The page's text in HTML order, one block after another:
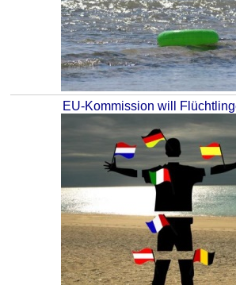
EU-Kommission will